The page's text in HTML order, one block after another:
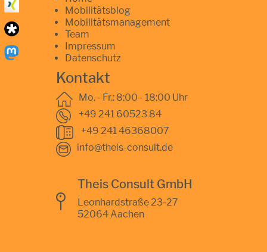
Mobilitätsblog
Mobilitätsmanagement
Team
Impressum
Datenschutz
Kontakt
Mo. - Fr.: 8:00 - 18:00 Uhr
+49 241 60523 84
+49 241 46368007
info@theis-consult.de
Theis Consult GmbH
Leonhardstraße 23-27
52064 Aachen